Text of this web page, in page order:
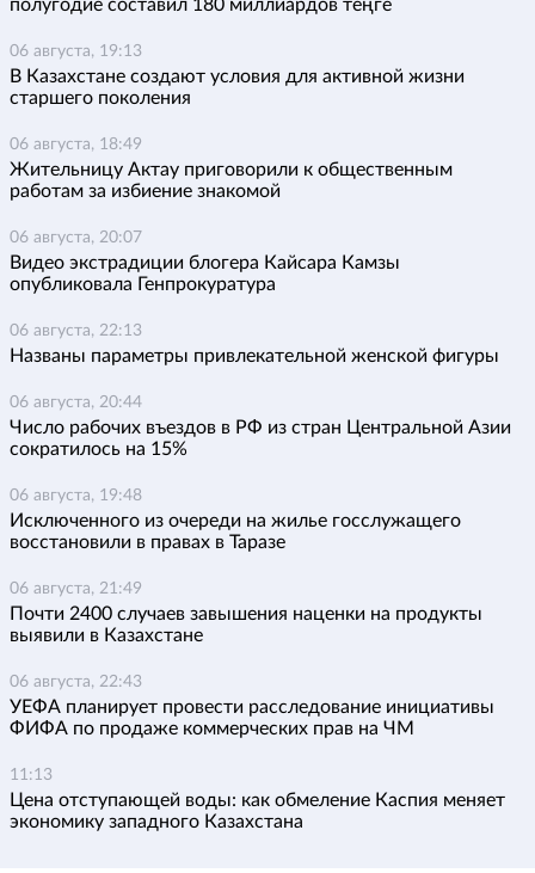
полугодие составил 180 миллиардов теңге
06 августа, 19:13
В Казахстане создают условия для активной жизни
старшего поколения
06 августа, 18:49
Жительницу Актау приговорили к общественным
работам за избиение знакомой
06 августа, 20:07
Видео экстрадиции блогера Кайсара Камзы
опубликовала Генпрокуратура
06 августа, 22:13
Названы параметры привлекательной женской фигуры
06 августа, 20:44
Число рабочих въездов в РФ из стран Центральной Азии
сократилось на 15%
06 августа, 19:48
Исключенного из очереди на жилье госслужащего
восстановили в правах в Таразе
06 августа, 21:49
Почти 2400 случаев завышения наценки на продукты
выявили в Казахстане
06 августа, 22:43
УЕФА планирует провести расследование инициативы
ФИФА по продаже коммерческих прав на ЧМ
11:13
Цена отступающей воды: как обмеление Каспия меняет
экономику западного Казахстана